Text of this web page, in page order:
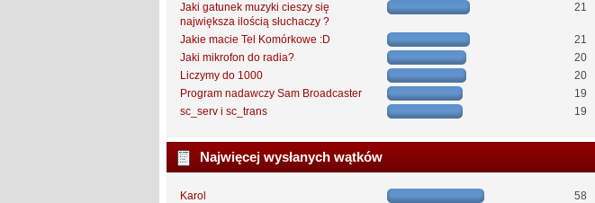
Jaki gatunek muzyki cieszy się
największa ilością słuchaczy ?
21
Jakie macie Tel Komórkowe :D
21
Jaki mikrofon do radia?
20
Liczymy do 1000
20
Program nadawczy Sam Broadcaster
19
sc_serv i sc_trans
19
Najwięcej wysłanych wątków
Karol
58